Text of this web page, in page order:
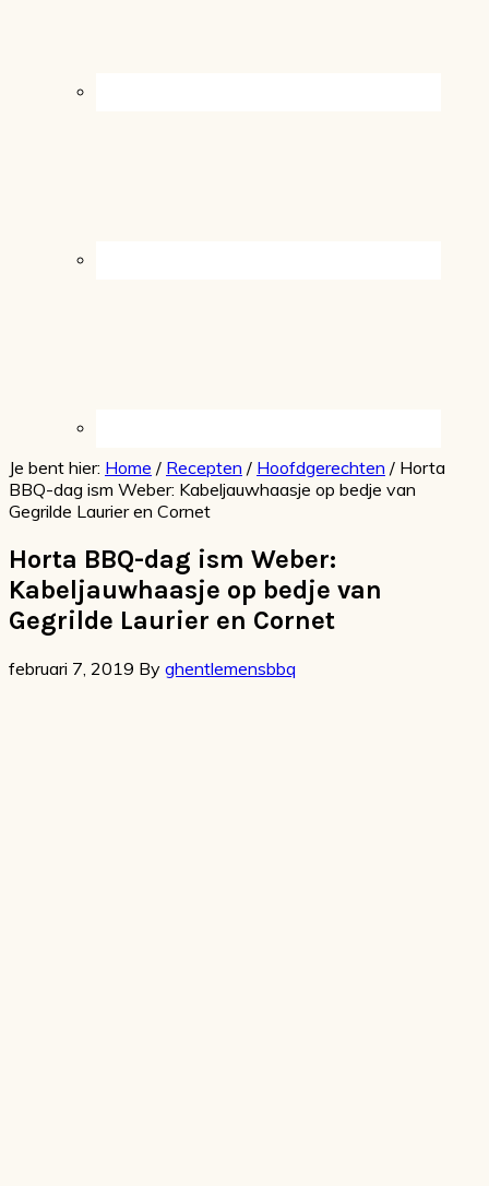
Je bent hier: Home / Recepten / Hoofdgerechten / Horta
BBQ-dag ism Weber: Kabeljauwhaasje op bedje van
Gegrilde Laurier en Cornet
Horta BBQ-dag ism Weber:
Kabeljauwhaasje op bedje van
Gegrilde Laurier en Cornet
februari 7, 2019 By ghentlemensbbq